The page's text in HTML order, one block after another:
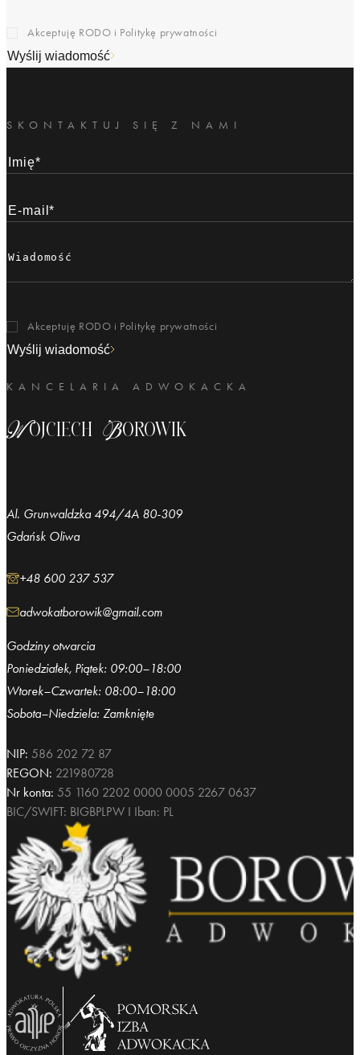
Akceptuję RODO i Politykę prywatności
Wyślij wiadomość
NIP: 586 202 72 87
REGON: 221980728
Nr konta: 55 1160 2202 0000 0005 2267 0637
BIC/SWIFT: BIGBPLPW I Iban: PL
KANCELARIA ADWOKACKA
Wojciech Borowik
Al. Grunwaldzka 494/4A 80-309
Gdańsk Oliwa
+48 600 237 537
adwokatborowik@gmail.com
Godziny otwarcia
Poniedziałek, Piątek: 09:00–18:00
Wtorek–Czwartek: 08:00–18:00
Sobota–Niedziela: Zamknięte
SKONTAKTUJ SIĘ Z NAMI
Akceptuję RODO i Politykę prywatności
Wyślij wiadomość